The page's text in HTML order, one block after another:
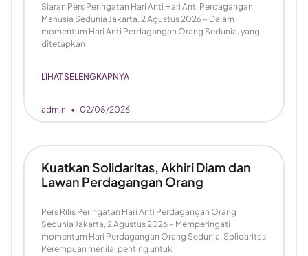
Siaran Pers Peringatan Hari Anti Hari Anti Perdagangan
Manusia Sedunia Jakarta, 2 Agustus 2026 – Dalam
momentum Hari Anti Perdagangan Orang Sedunia, yang
ditetapkan
LIHAT SELENGKAPNYA
admin 02/08/2026
Kuatkan Solidaritas, Akhiri Diam dan
Lawan Perdagangan Orang
Pers Rilis Peringatan Hari Anti Perdagangan Orang
Sedunia Jakarta, 2 Agustus 2026 – Memperingati
momentum Hari Perdagangan Orang Sedunia, Solidaritas
Perempuan menilai penting untuk